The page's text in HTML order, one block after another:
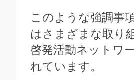
このような強調事
はさまざまな取り
啓発活動ネットワ
れています。